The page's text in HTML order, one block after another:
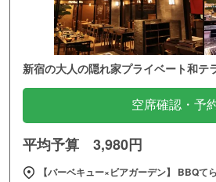
新宿の大人の隠れ家プライベート和テ
空席確認・予
平均予算 3,980円
【バーベキュー×ビアガーデン】 BBQて